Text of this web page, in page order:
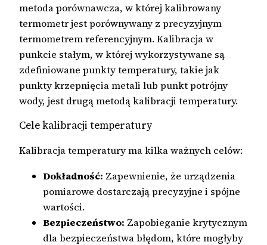
metoda porównawcza, w której kalibrowany
termometr jest porównywany z precyzyjnym
termometrem referencyjnym. Kalibracja w
punkcie stałym, w której wykorzystywane są
zdefiniowane punkty temperatury, takie jak
punkty krzepnięcia metali lub punkt potrójny
wody, jest drugą metodą kalibracji temperatury.
Cele kalibracji temperatury
Kalibracja temperatury ma kilka ważnych celów:
Dokładność: Zapewnienie, że urządzenia
pomiarowe dostarczają precyzyjne i spójne
wartości.
Bezpieczeństwo: Zapobieganie krytycznym
dla bezpieczeństwa błędom, które mogłyby